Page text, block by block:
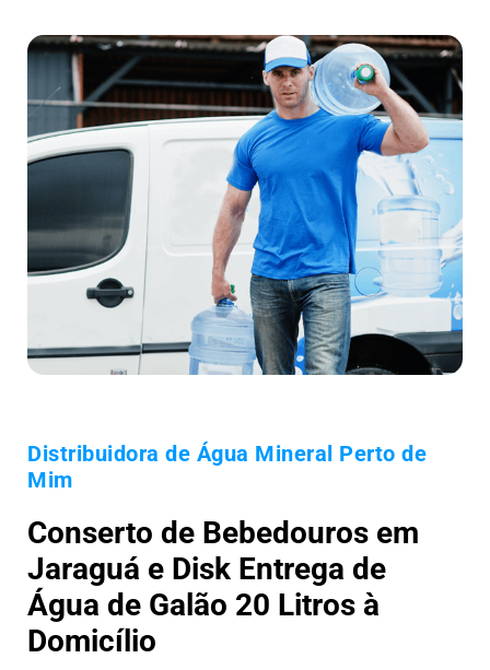
Distribuidora de Água Mineral Perto de
Mim
Conserto de Bebedouros em
Jaraguá e Disk Entrega de
Água de Galão 20 Litros à
Domicílio